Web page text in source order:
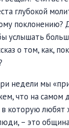
глубокой
поклонению?
услышать
о том, как,
недели мы
что на самом
которую любят
– это